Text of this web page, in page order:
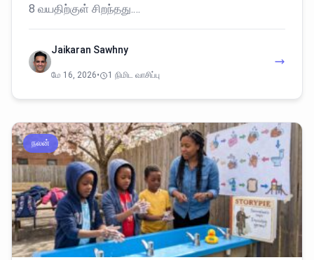
8 வயதிற்குள் சிறந்தது.…
Jaikaran Sawhny
மே 16, 2026• 1 நிமிட வாசிப்பு
நலன்